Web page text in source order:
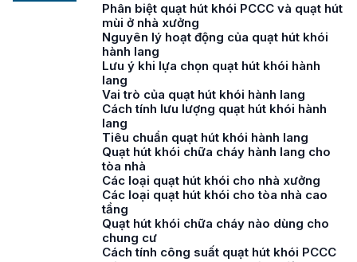
Phân biệt quạt hút khói PCCC và quạt hút
mùi ở nhà xưởng
Nguyên lý hoạt động của quạt hút khói
hành lang
Lưu ý khi lựa chọn quạt hút khói hành
lang
Vai trò của quạt hút khói hành lang
Cách tính lưu lượng quạt hút khói hành
lang
Tiêu chuẩn quạt hút khói hành lang
Quạt hút khói chữa cháy hành lang cho
tòa nhà
Các loại quạt hút khói cho nhà xưởng
Các loại quạt hút khói cho tòa nhà cao
tầng
Quạt hút khói chữa cháy nào dùng cho
chung cư
Cách tính công suất quạt hút khói PCCC